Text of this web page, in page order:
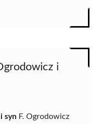
i
syn F. Ogrodowicz